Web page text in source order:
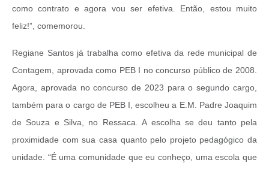
como contrato e agora vou ser efetiva. Então, estou muito
feliz!”, comemorou.
Regiane Santos já trabalha como efetiva da rede municipal de
Contagem, aprovada como PEB I no concurso público de 2008.
Agora, aprovada no concurso de 2023 para o segundo cargo,
também para o cargo de PEB I, escolheu a E.M. Padre Joaquim
de Souza e Silva, no Ressaca. A escolha se deu tanto pela
proximidade com sua casa quanto pelo projeto pedagógico da
unidade. “É uma comunidade que eu conheço, uma escola que